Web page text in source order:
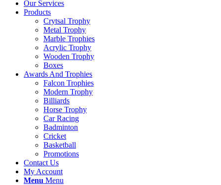
Our Services
Products
Crytsal Trophy
Metal Trophy
Marble Trophies
Acrylic Trophy
Wooden Trophy
Boxes
Awards And Trophies
Falcon Trophies
Modern Trophy
Billiards
Horse Trophy
Car Racing
Badminton
Cricket
Basketball
Promotions
Contact Us
My Account
Menu Menu